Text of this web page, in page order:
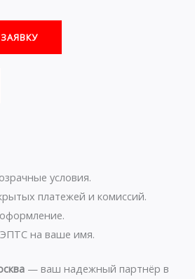
условия.
платежей и комиссий.
на ваше имя.
— ваш надежный партнёр в